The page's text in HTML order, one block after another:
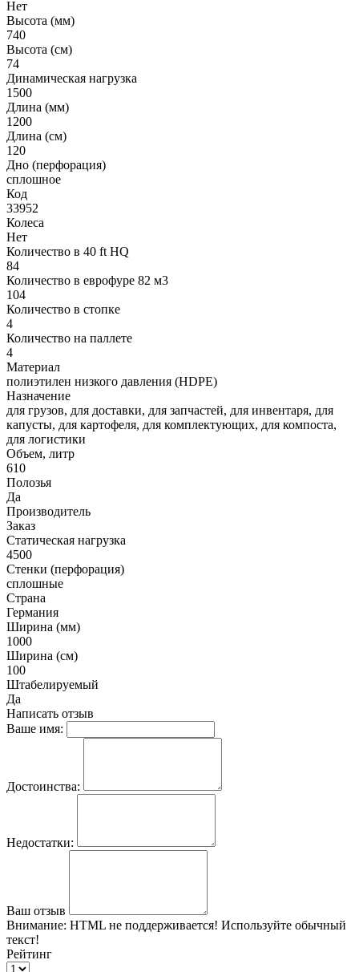
Нет
Высота (мм)
740
Высота (см)
74
Динамическая нагрузка
1500
Длина (мм)
1200
Длина (см)
120
Дно (перфорация)
сплошное
Код
33952
Колеса
Нет
Количество в 40 ft HQ
84
Количество в еврофуре 82 м3
104
Количество в стопке
4
Количество на паллете
4
Материал
полиэтилен низкого давления (HDPE)
Назначение
для грузов, для доставки, для запчастей, для инвентаря, для
капусты, для картофеля, для комплектующих, для компоста,
для логистики
Объем, литр
610
Полозья
Да
Производитель
Заказ
Статическая нагрузка
4500
Стенки (перфорация)
сплошные
Страна
Германия
Ширина (мм)
1000
Ширина (см)
100
Штабелируемый
Да
Написать отзыв
Ваше имя:
Достоинства:
Недостатки:
Ваш отзыв
Внимание: HTML не поддерживается! Используйте обычный
текст!
Рейтинг